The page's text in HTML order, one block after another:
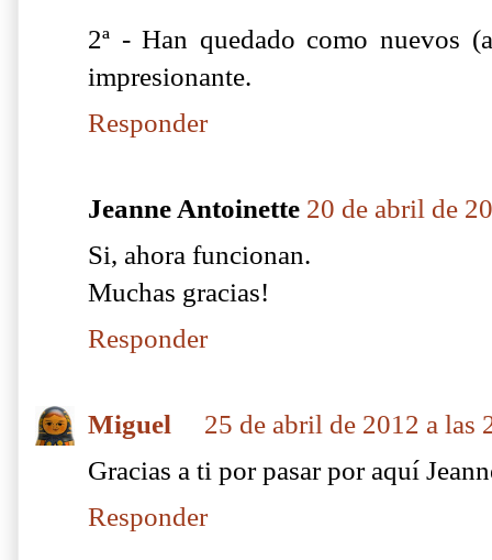
2ª - Han quedado como nuevos
impresionante.
Responder
Jeanne Antoinette 20 de abril de
Si, ahora funcionan.
Muchas gracias!
Responder
Miguel
25 de abril de 2012 a las
Gracias a ti por pasar por aquí
Responder